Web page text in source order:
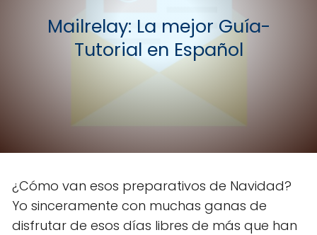
Mailrelay: La mejor Guía-
Tutorial en Español
¿Cómo van esos preparativos de Navidad?
Yo sinceramente con muchas ganas de
disfrutar de esos días libres de más que han